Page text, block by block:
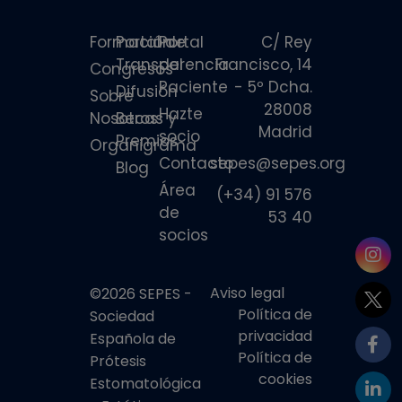
Formación
Congresos
Sobre
Nosotros
Organigrama
Portal de
Transparencia
Difusión
Becas y
Premios
Blog
Portal
del
Paciente
Hazte
socio
Contacto
Área
de
socios
C/ Rey
Francisco, 14
- 5º Dcha.
28008
Madrid
sepes@sepes.org
(+34) 91 576
53 40
©2026 SEPES -
Sociedad
Española de
Prótesis
Estomatológica
Aviso legal
Política de
privacidad
Política de
cookies